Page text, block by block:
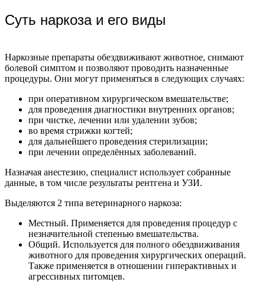
Суть наркоза и его виды
Наркозные препараты обездвиживают животное, снимают
болевой симптом и позволяют проводить назначенные
процедуры. Они могут применяться в следующих случаях:
при оперативном хирургическом вмешательстве;
для проведения диагностики внутренних органов;
при чистке, лечении или удалении зубов;
во время стрижки когтей;
для дальнейшего проведения стерилизации;
при лечении определённых заболеваний.
Назначая анестезию, специалист использует собранные
данные, в том числе результаты рентгена и УЗИ.
Выделяются 2 типа ветеринарного наркоза:
Местный. Применяется для проведения процедур с
незначительной степенью вмешательства.
Общий. Используется для полного обездвиживания
животного для проведения хирургических операций.
Также применяется в отношении гиперактивных и
агрессивных питомцев.